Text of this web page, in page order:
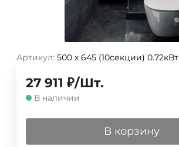
Артикул: 500 х 645 (10секции) 0.72кВт
27 911 ₽/Шт.
В наличии
В корзину